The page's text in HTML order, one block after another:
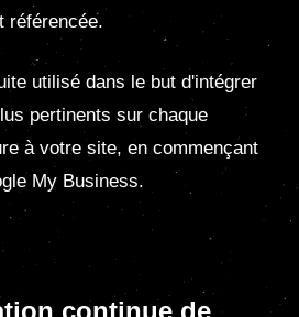
référencée.
utilisé dans le but d'intégrer
pertinents sur chaque
à votre site, en commençant
My Business.
continue de